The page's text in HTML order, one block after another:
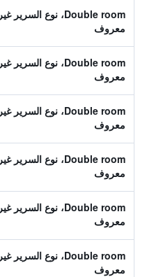
Double room، نوع السرير غير
معروف
Double room، نوع السرير غير
معروف
Double room، نوع السرير غير
معروف
Double room، نوع السرير غير
معروف
Double room، نوع السرير غير
معروف
Double room، نوع السرير غير
معروف